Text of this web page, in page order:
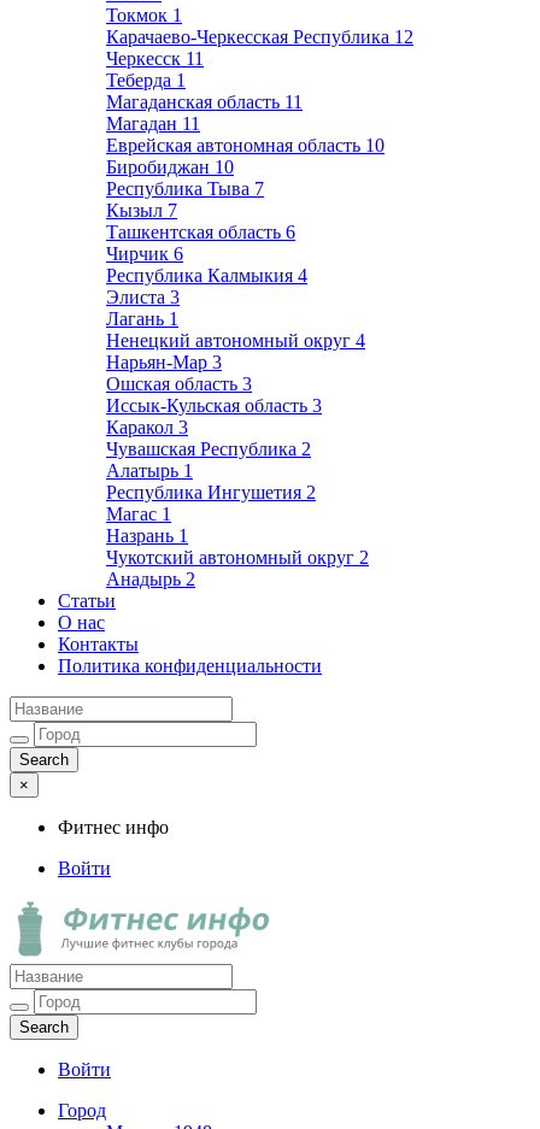
Токмок 1
Карачаево-Черкесская Республика 12
Черкесск 11
Теберда 1
Магаданская область 11
Магадан 11
Еврейская автономная область 10
Биробиджан 10
Республика Тыва 7
Кызыл 7
Ташкентская область 6
Чирчик 6
Республика Калмыкия 4
Элиста 3
Лагань 1
Ненецкий автономный округ 4
Нарьян-Мар 3
Ошская область 3
Иссык-Кульская область 3
Каракол 3
Чувашская Республика 2
Алатырь 1
Республика Ингушетия 2
Магас 1
Назрань 1
Чукотский автономный округ 2
Анадырь 2
Статьи
О нас
Контакты
Политика конфиденциальности
×
Фитнес инфо
Войти
Фитнес инфо
Лучшие фитнес клубы города
Войти
Город